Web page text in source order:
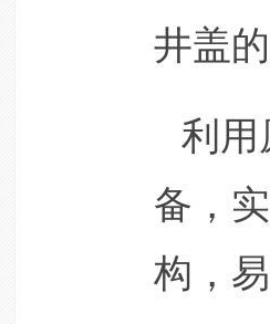
井盖
利用
备，
构，